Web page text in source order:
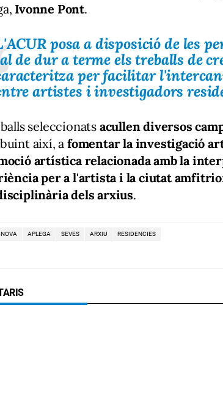
Ivonne Pont.
posa a disposició de les
de dur a terme els treballs de
per facilitar
artistes i investigadors
seleccionats acullen diversos
així, afomentar la investigació
artística relacionada amb la
per a l'artista i la ciutat
dels arxius.
NOVA APLEGA SEVES ARXIU RESIDENCIES